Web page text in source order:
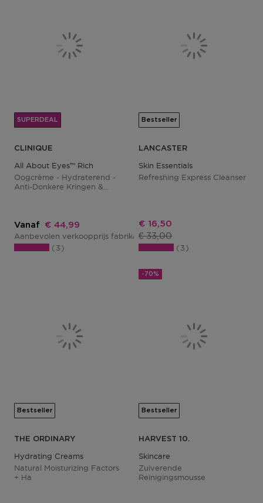
SUPERDEAL
CLINIQUE
All About Eyes™ Rich
Oogcrème - Hydraterend -
Anti-Donkere Kringen &
Vanaf Kortingsprijs
€ 44,99
Aanbevolen verkoopprijs fabrikant€ 69,00
3
Bestseller
LANCASTER
Skin Essentials
Refreshing Express Cleanser
Kortingsprijs
€ 16,50
Productprijs
€ 33,00
3
Bestseller
THE ORDINARY
Hydrating Creams
Natural Moisturizing Factors
+ Ha
-70%
Bestseller
HARVEST 10.
Skincare
Zuiverende
Reinigingsmousse